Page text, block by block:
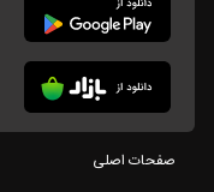
صفحات اصلی